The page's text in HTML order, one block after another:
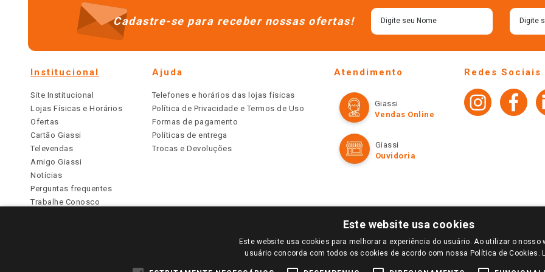
Cadastre-se para receber nossas ofertas!
Institucional
Site Institucional
Lojas Físicas e Horários
Ofertas
Cartão Giassi
Televendas
Amigo Giassi
Notícias
Perguntas frequentes
Trabalhe Conosco
Ajuda
Telefones e horários das lojas físicas
Política de Privacidade e Termos de Uso
Formas de pagamento
Políticas de entrega
Trocas e Devoluções
Atendimento
Giassi
Vendas Online
Giassi
Ouvidoria
Redes Sociais
PARA VER OS PREÇOS DA SUA REGIÃO, FAÇA LOGIN E SELECIONE A LOJA DE SUA PREFERÊNCIA. SOMENTE APÓS O LOGIN, OS PREÇOS
TODOS OS PREÇOS E CONDIÇÕES COMERCIAIS DESTE SITE SÃO VÁLIDOS APENAS PARA COMPRAS REALIZADAS NO GIASSI.COM.BR E NA LOJA
Este website usa cookies
Este website usa cookies para melhorar a experiência do usuário. Ao utilizar o nosso
usuário concorda com todos os cookies de acordo com nossa Política de Cookies.